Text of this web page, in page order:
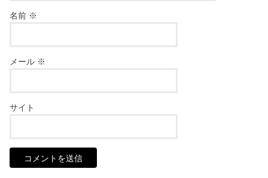
名前 ※
メール ※
サイト